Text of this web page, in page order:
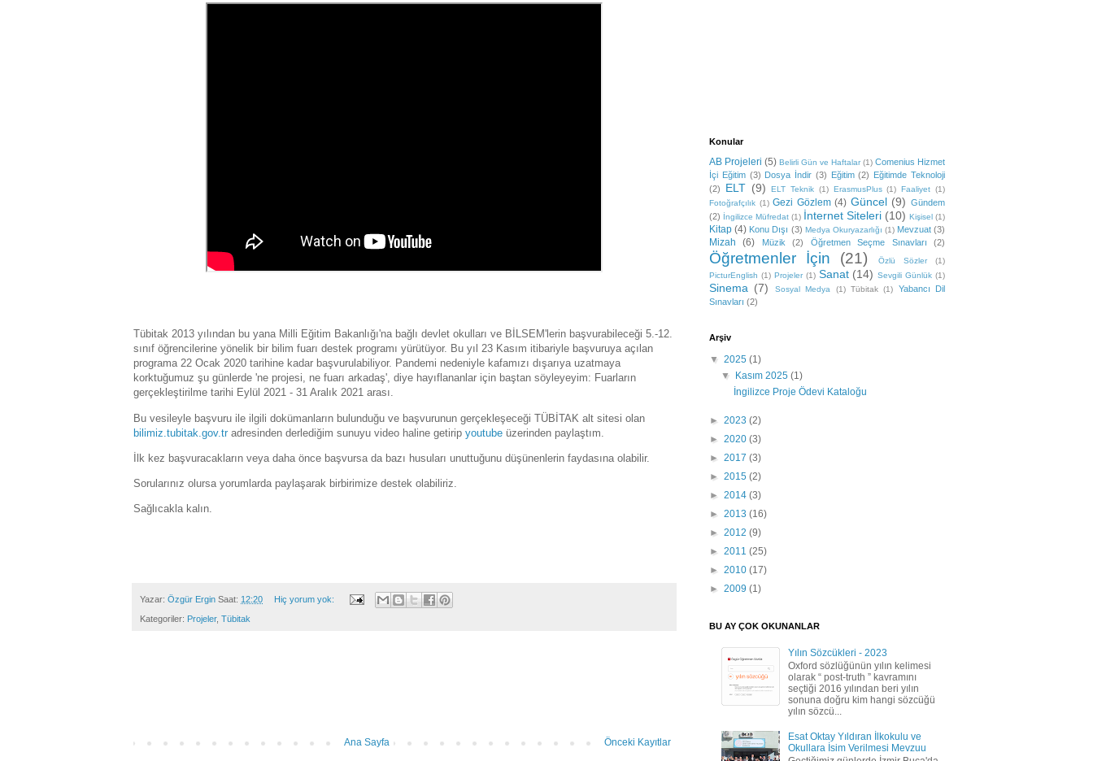
Tübitak 2013 yılından bu yana Milli Eğitim Bakanlığı'na bağlı devlet okulları ve BİLSEM'lerin başvurabileceği 5.-12.
sınıf öğrencilerine yönelik bir bilim fuarı destek programı yürütüyor. Bu yıl 23 Kasım itibariyle başvuruya açılan
programa 22 Ocak 2020 tarihine kadar başvurulabiliyor. Pandemi nedeniyle kafamızı dışarıya uzatmaya
korktuğumuz şu günlerde 'ne projesi, ne fuarı arkadaş', diye hayıflananlar için baştan söyleyeyim: Fuarların
gerçekleştirilme tarihi Eylül 2021 - 31 Aralık 2021 arası.
Bu vesileyle başvuru ile ilgili dokümanların bulunduğu ve başvurunun gerçekleşeceği TÜBİTAK alt sitesi olan
bilimiz.tubitak.gov.tr adresinden derlediğim sunuyu video haline getirip youtube üzerinden paylaştım.
İlk kez başvuracakların veya daha önce başvursa da bazı husuları unuttuğunu düşünenlerin faydasına olabilir.
Sorularınız olursa yorumlarda paylaşarak birbirimize destek olabiliriz.
Sağlıcakla kalın.
Yazar: Özgür Ergin Saat: 12:20 Hiç yorum yok:
Kategoriler: Projeler, Tübitak
Önceki Kayıtlar
Ana Sayfa
Konular
AB Projeleri (5) Belirli Gün ve Haftalar (1) Comenius Hizmet
İçi Eğitim (3) Dosya İndir (3) Eğitim (2)
Eğitimde Teknoloji
(2)
ELT (9) ELT Teknik (1) ErasmusPlus (1) Faaliyet (1)
Fotoğrafçılık (1) Gezi Gözlem (4) Güncel (9) Gündem
(2)
İngilizce Müfredat (1) İnternet Siteleri (10) Kişisel (1)
Kitap (4) Konu Dışı (3) Medya Okuryazarlığı (1) Mevzuat (3)
Mizah (6) Müzik (2) Öğretmen Seçme Sınavları (2)
Öğretmenler İçin (21) Özlü Sözler
(1)
PicturEnglish (1) Projeler (1) Sanat (14) Sevgili Günlük (1)
Sinema (7) Sosyal Medya (1) Tübitak (1)
Yabancı Dil
Sınavları (2)
Arşiv
▼ 2025 (1)
▼
Kasım 2025(1)
İngilizce Proje Ödevi Kataloğu
► 2023 (2)
► 2020 (3)
► 2017 (3)
► 2015 (2)
► 2014 (3)
► 2013 (16)
► 2012 (9)
► 2011 (25)
► 2010 (17)
► 2009 (1)
BU AY ÇOK OKUNANLAR
Yılın Sözcükleri - 2023
Oxford sözlüğünün yılın kelimesi
olarak “ post-truth ” kavramını
seçtiği 2016 yılından beri yılın
sonuna doğru kim hangi sözcüğü
yılın sözcü...
Esat Oktay Yıldıran İlkokulu ve
Okullara İsim Verilmesi Mevzuu